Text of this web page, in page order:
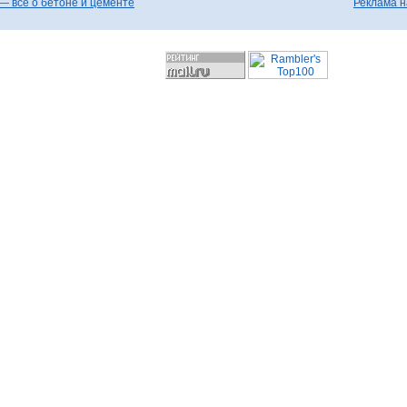
все о бетоне и цементе Реклама